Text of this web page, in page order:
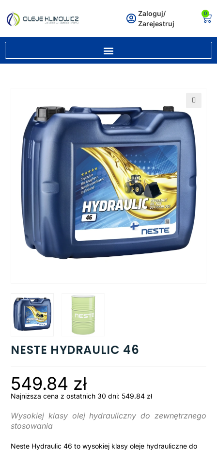
Zaloguj/
Zarejestruj
0
NESTE HYDRAULIC 46
549.84 zł
Najniższa cena z ostatnich 30 dni: 549.84 zł
Wysokiej klasy olej hydrauliczny do zewnętrznego
stosowania
Neste Hydraulic 46 to wysokiej klasy oleje hydrauliczne do